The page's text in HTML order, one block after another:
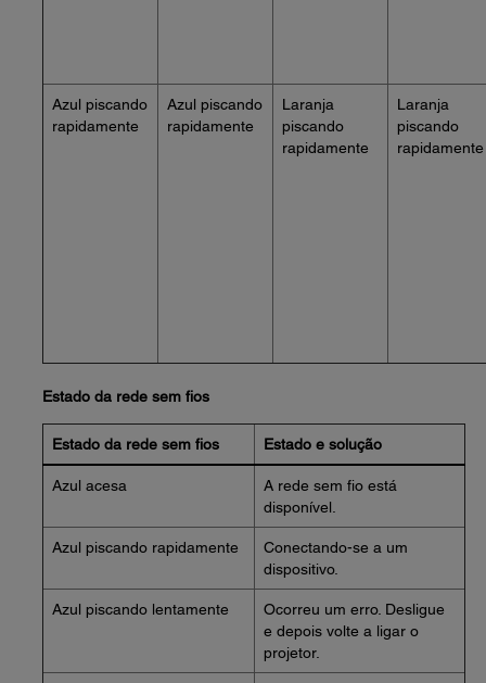
Azul piscando
rapidamente
Azul piscando
rapidamente
Laranja
piscando
rapidamente
Laranja
piscando
rapidamente
Estado da rede sem fios
Estado da rede sem fios Estado e solução
Azul acesa
A rede sem fio está
disponível.
Azul piscando rapidamente
Conectando-se a um
dispositivo.
Azul piscando lentamente
Ocorreu um erro. Desligue
e depois volte a ligar o
projetor.